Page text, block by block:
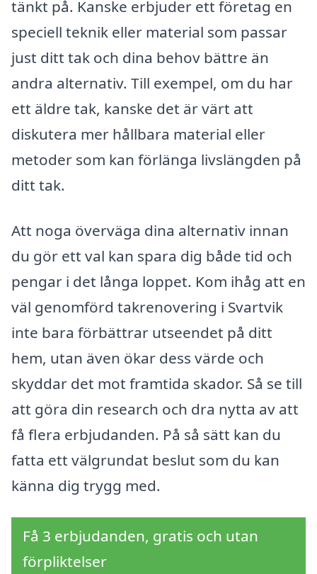
tänkt på. Kanske erbjuder ett företag en
speciell teknik eller material som passar
just ditt tak och dina behov bättre än
andra alternativ. Till exempel, om du har
ett äldre tak, kanske det är värt att
diskutera mer hållbara material eller
metoder som kan förlänga livslängden på
ditt tak.
Att noga överväga dina alternativ innan
du gör ett val kan spara dig både tid och
pengar i det långa loppet. Kom ihåg att en
väl genomförd takrenovering i Svartvik
inte bara förbättrar utseendet på ditt
hem, utan även ökar dess värde och
skyddar det mot framtida skador. Så se till
att göra din research och dra nytta av att
få flera erbjudanden. På så sätt kan du
fatta ett välgrundat beslut som du kan
känna dig trygg med.
Få 3 erbjudanden, gratis och utan
förpliktelser